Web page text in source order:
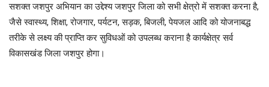
सशक्त जशपुर अभियान का उद्देश्य जशपुर जिला को सभी क्षेत्रो में सशक्त करना है,
जैसे स्वास्थ्य, शिक्षा, रोजगार, पर्यटन, सड़क, बिजली, पेयजल आदि को योजनाबद्ध
तरीके से लक्ष्य की प्राप्ति कर सुविधओं को उपलब्ध कराना है कार्यक्षेत्र सर्व
विकासखंड जिला जशपुर होगा।